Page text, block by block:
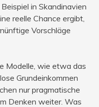
in Skandinavien
reelle Chance ergibt,
Vorschläge
Modelle, wie etwa das
Grundeinkommen
nur pragmatische
Denken weiter. Was